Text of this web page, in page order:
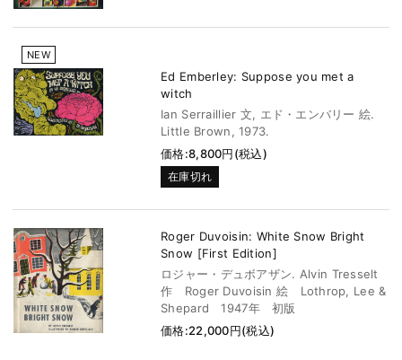
NEW
Ed Emberley: Suppose you met a
witch
Ian Serraillier 文, エド・エンバリー 絵.
Little Brown, 1973.
価格:8,800円(税込)
在庫切れ
Roger Duvoisin: White Snow Bright
Snow [First Edition]
ロジャー・デュボアザン. Alvin Tresselt
作 Roger Duvoisin 絵 Lothrop, Lee &
Shepard 1947年 初版
価格:22,000円(税込)